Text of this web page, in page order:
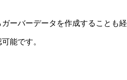
ーバーデータを作成することも経
能です。